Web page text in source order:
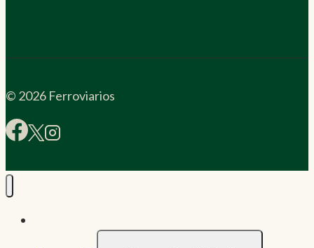
© 2026 Ferroviarios